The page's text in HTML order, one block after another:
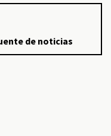
de noticias